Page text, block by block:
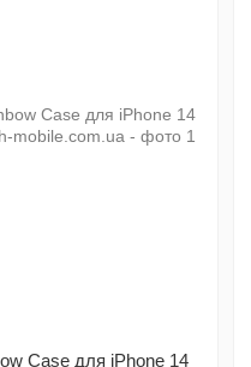
Case для iPhone 14